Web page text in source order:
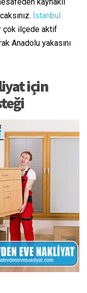
İstanbul
çok ilçede aktif
Anadolu yakasını
için